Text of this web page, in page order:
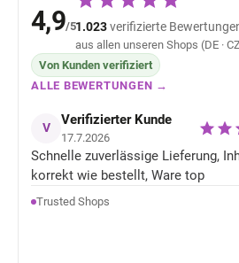
4,9/51.023verifizierte
aus allen unseren Shops (DE · CZ
Von Kunden verifiziert
ALLE BEWERTUNGEN →
V Verifizierter Kunde
17.7.2026
Schnelle zuverlässige Lieferung,
korrekt wie bestellt, Ware top
Trusted Shops